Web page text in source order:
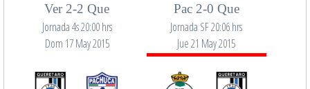
Ver 2-2 Que
Jornada 4s 20:00 hrs
Dom 17 May 2015
Pac 2-0 Que
Jornada SF 20:06 hrs
Jue 21 May 2015